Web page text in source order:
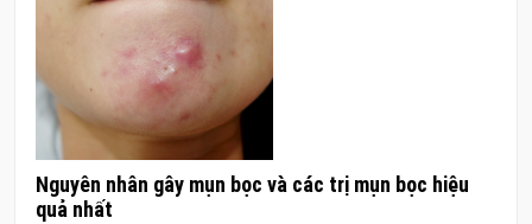
Nguyên nhân gây mụn bọc và các trị mụn bọc hiệu
quả nhất